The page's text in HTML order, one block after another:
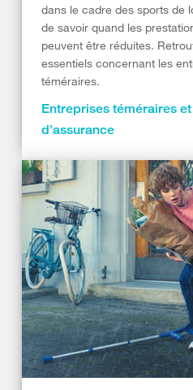
dans le cadre des sports de
de savoir quand les
peuvent être réduites.
essentiels concernant les
téméraires.
Entreprises téméraires
d’assurance